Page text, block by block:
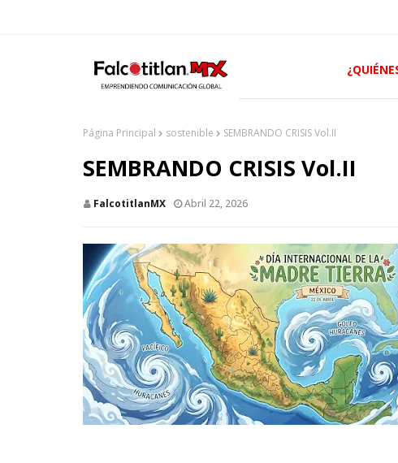
Página Principal sostenible SEMBRANDO CRISIS Vol.II
SEMBRANDO CRISIS Vol.II
FalcotitlanMX Abril 22, 2026